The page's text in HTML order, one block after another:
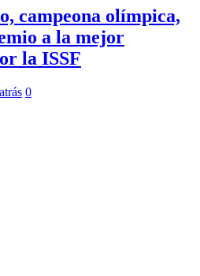
campeona olímpica,
a la mejor
la ISSF
0